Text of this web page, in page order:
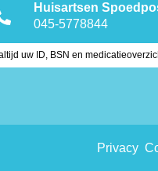
Huisartsen
045-5778844
uw ID, BSN en
Privacy